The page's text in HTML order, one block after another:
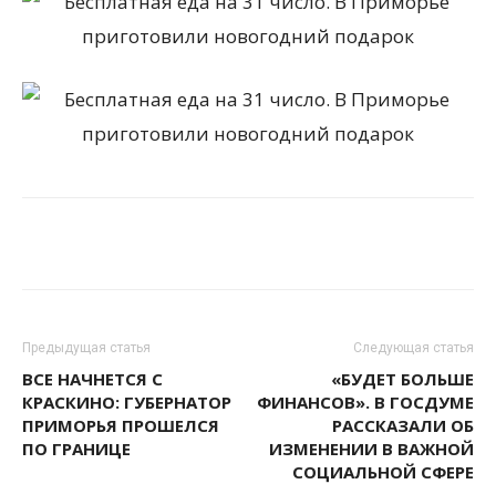
Предыдущая статья
ВСЕ НАЧНЕТСЯ С
КРАСКИНО: ГУБЕРНАТОР
ПРИМОРЬЯ ПРОШЕЛСЯ
ПО ГРАНИЦЕ
Следующая статья
«БУДЕТ БОЛЬШЕ
ФИНАНСОВ». В ГОСДУМЕ
РАССКАЗАЛИ ОБ
ИЗМЕНЕНИИ В ВАЖНОЙ
СОЦИАЛЬНОЙ СФЕРЕ